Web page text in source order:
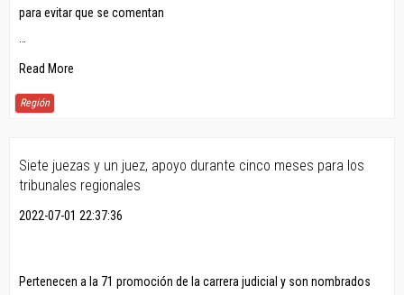
para evitar que se comentan
…
Read More
Región
Siete juezas y un juez, apoyo durante cinco meses para los
tribunales regionales
2022-07-01 22:37:36
Pertenecen a la 71 promoción de la carrera judicial y son nombrados